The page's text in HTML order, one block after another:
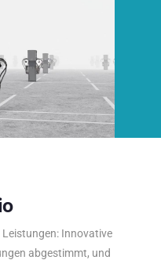
Leistungen: Innovative
abgestimmt, und